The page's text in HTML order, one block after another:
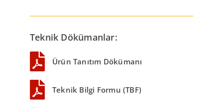
Teknik Dökümanlar:
Ürün Tanıtım Dökümanı
Teknik Bilgi Formu (TBF)